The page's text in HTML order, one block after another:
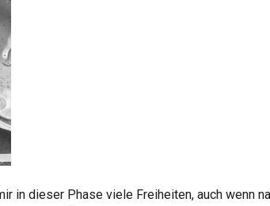
in dieser Phase viele Freiheiten, auch wenn